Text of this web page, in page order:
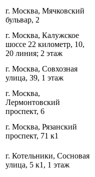
г. Москва, Мячковский
бульвар, 2
г. Москва, Калужское
шоссе 22 километр, 10,
20 линия; 2 этаж
г. Москва, Совхозная
улица, 39, 1 этаж
г. Москва,
Лермонтовский
проспект, 6
г. Москва, Рязанский
проспект, 71 к1
г. Котельники, Сосновая
улица, 5 к1, 1 этаж